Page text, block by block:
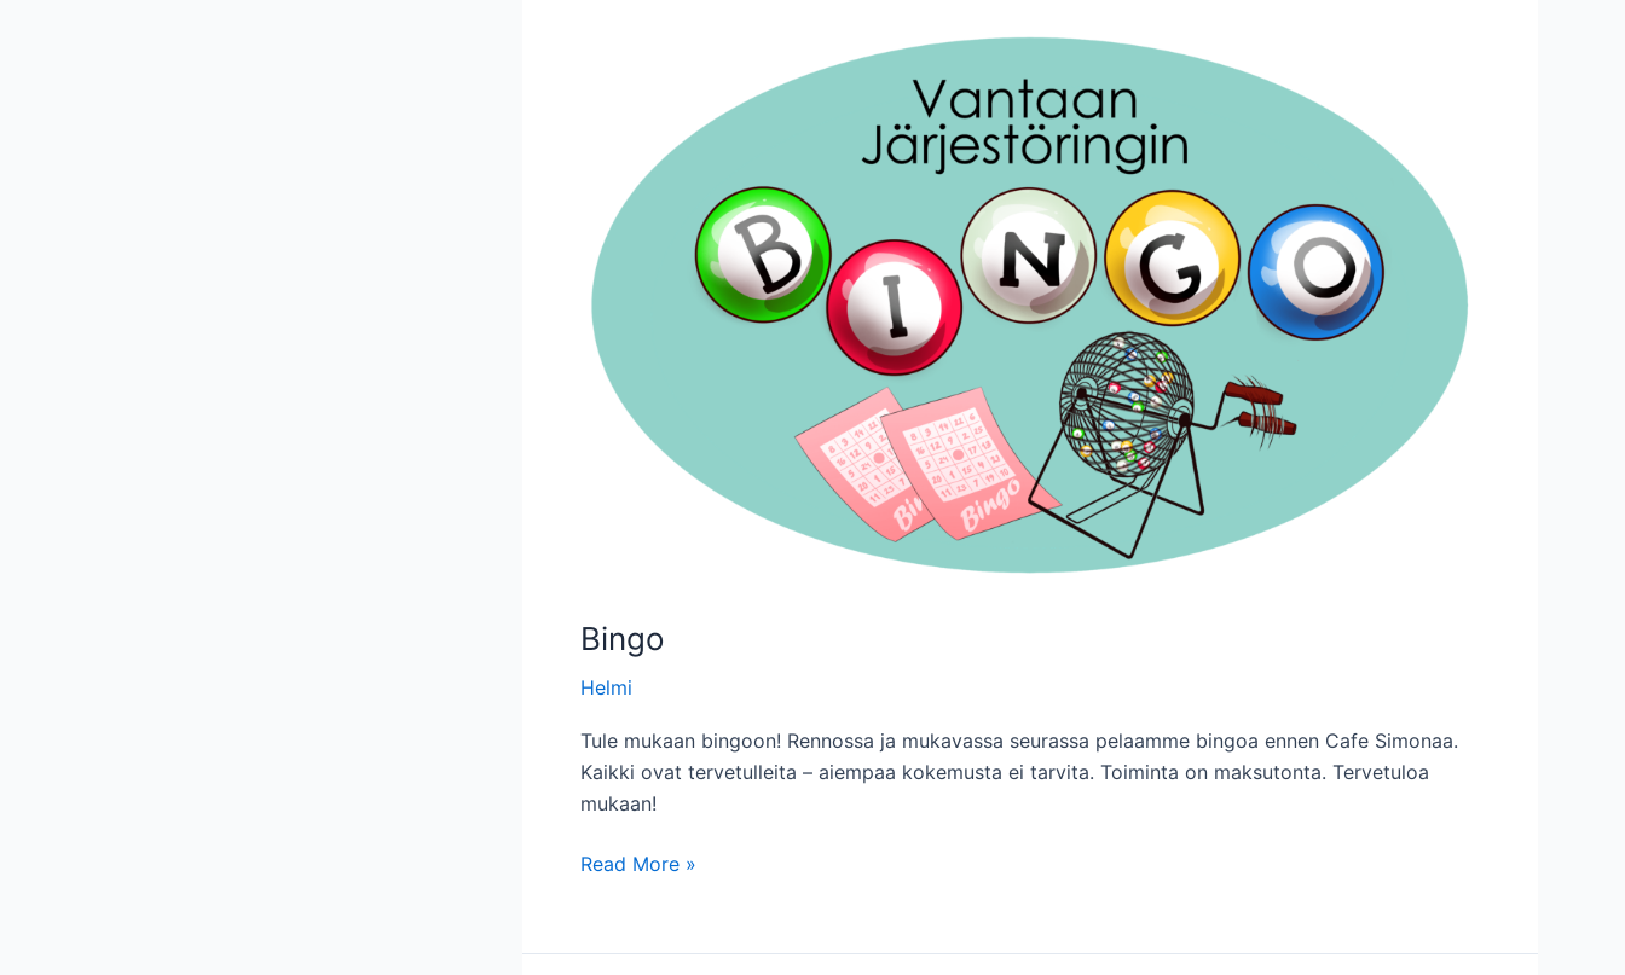
Bingo
Helmi
Tule mukaan bingoon! Rennossa ja mukavassa seurassa pelaamme bingoa ennen Cafe Simonaa.
Kaikki ovat tervetulleita – aiempaa kokemusta ei tarvita. Toiminta on maksutonta. Tervetuloa
mukaan!
Bingo
Read More »